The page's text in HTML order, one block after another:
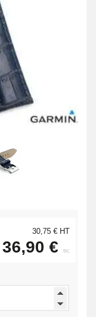
30,75 € HT
36,90 € ttc